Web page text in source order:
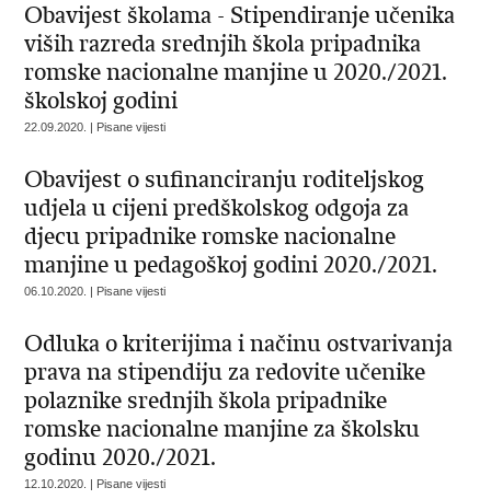
Obavijest školama - Stipendiranje učenika
viših razreda srednjih škola pripadnika
romske nacionalne manjine u 2020./2021.
školskoj godini
22.09.2020. | Pisane vijesti
Obavijest o sufinanciranju roditeljskog
udjela u cijeni predškolskog odgoja za
djecu pripadnike romske nacionalne
manjine u pedagoškoj godini 2020./2021.
06.10.2020. | Pisane vijesti
Odluka o kriterijima i načinu ostvarivanja
prava na stipendiju za redovite učenike
polaznike srednjih škola pripadnike
romske nacionalne manjine za školsku
godinu 2020./2021.
12.10.2020. | Pisane vijesti